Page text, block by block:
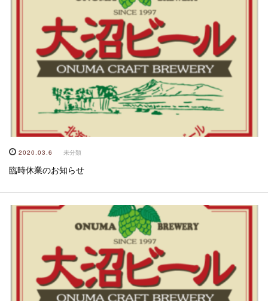
2020.03.6 未分類
臨時休業のお知らせ